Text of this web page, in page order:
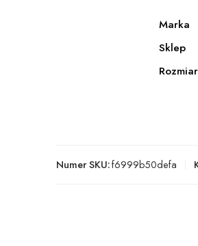
Marka
Sklep
Rozmiar
Numer SKU:f6999b50defa